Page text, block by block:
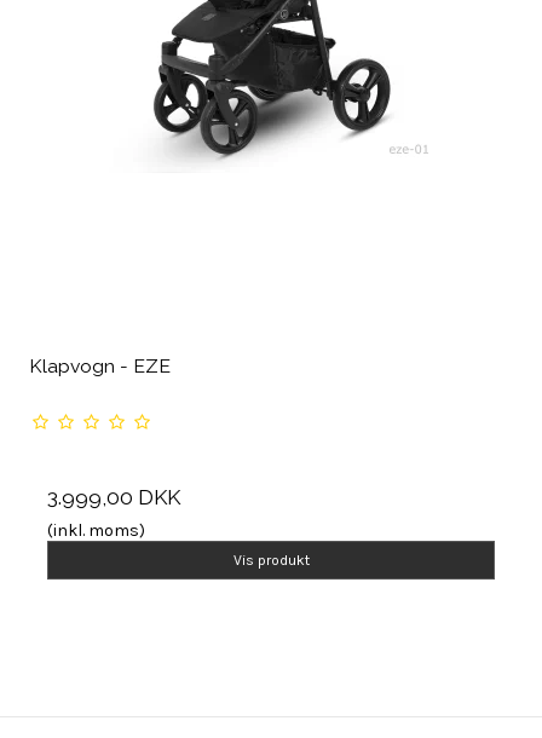
Klapvogn - EZE
3.999,00 DKK
(inkl. moms)
Vis produkt